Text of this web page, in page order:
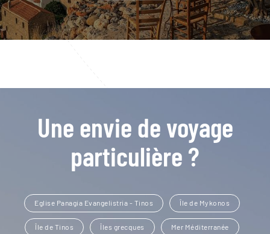
Une envie de voyage
particulière ?
Eglise Panagia Evangelistria - Tinos Île de Mykonos
Île de Tinos Îles grecques Mer Méditerranée